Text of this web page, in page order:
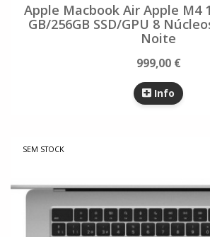
Apple Macbook Air Apple M4
GB/256GB SSD/GPU 8
Noite
999,00 €
Info
SEM STOCK